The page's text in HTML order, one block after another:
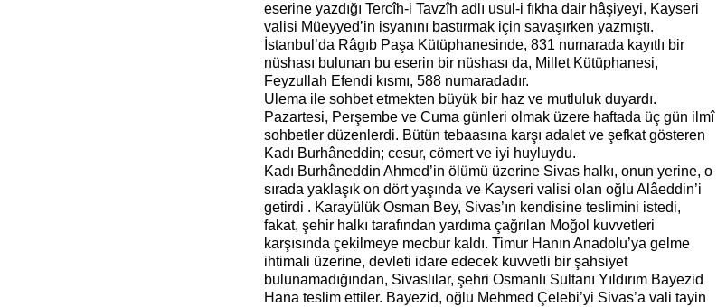
eserine yazdığı Tercîh-i Tavzîh adlı usul-i fıkha dair hâşiyeyi, Kayseri
valisi Müeyyed’in isyanını bastırmak için savaşırken yazmıştı.
İstanbul’da Râgıb Paşa Kütüphanesinde, 831 numarada kayıtlı bir
nüshası bulunan bu eserin bir nüshası da, Millet Kütüphanesi,
Feyzullah Efendi kısmı, 588 numaradadır.
Ulema ile sohbet etmekten büyük bir haz ve mutluluk duyardı.
Pazartesi, Perşembe ve Cuma günleri olmak üzere haftada üç gün ilmî
sohbetler düzenlerdi. Bütün tebaasına karşı adalet ve şefkat gösteren
Kadı Burhâneddin; cesur, cömert ve iyi huyluydu.
Kadı Burhâneddin Ahmed’in ölümü üzerine Sivas halkı, onun yerine, o
sırada yaklaşık on dört yaşında ve Kayseri valisi olan oğlu Alâeddin’i
getirdi . Karayülük Osman Bey, Sivas’ın kendisine teslimini istedi,
fakat, şehir halkı tarafından yardıma çağrılan Moğol kuvvetleri
karşısında çekilmeye mecbur kaldı. Timur Hanın Anadolu’ya gelme
ihtimali üzerine, devleti idare edecek kuvvetli bir şahsiyet
bulunamadığından, Sivaslılar, şehri Osmanlı Sultanı Yıldırım Bayezid
Hana teslim ettiler. Bayezid, oğlu Mehmed Çelebi’yi Sivas’a vali tayin